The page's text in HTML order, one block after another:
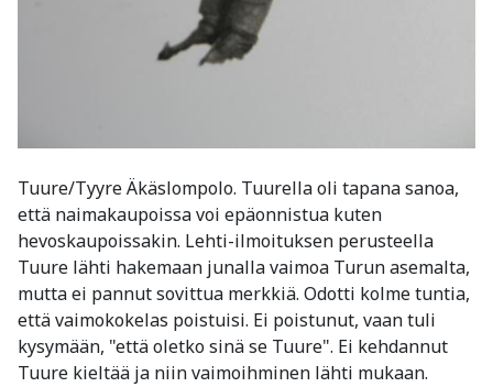
Tuure/Tyyre Äkäslompolo. Tuurella oli tapana sanoa,
että naimakaupoissa voi epäonnistua kuten
hevoskaupoissakin. Lehti-ilmoituksen perusteella
Tuure lähti hakemaan junalla vaimoa Turun asemalta,
mutta ei pannut sovittua merkkiä. Odotti kolme tuntia,
että vaimokokelas poistuisi. Ei poistunut, vaan tuli
kysymään, "että oletko sinä se Tuure". Ei kehdannut
Tuure kieltää ja niin vaimoihminen lähti mukaan.